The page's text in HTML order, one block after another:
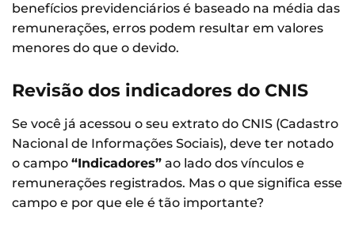
benefícios previdenciários é baseado na média das
remunerações, erros podem resultar em valores
menores do que o devido.
Revisão dos indicadores do CNIS
Se você já acessou o seu extrato do CNIS (Cadastro
Nacional de Informações Sociais), deve ter notado
o campo “Indicadores” ao lado dos vínculos e
remunerações registrados. Mas o que significa esse
campo e por que ele é tão importante?